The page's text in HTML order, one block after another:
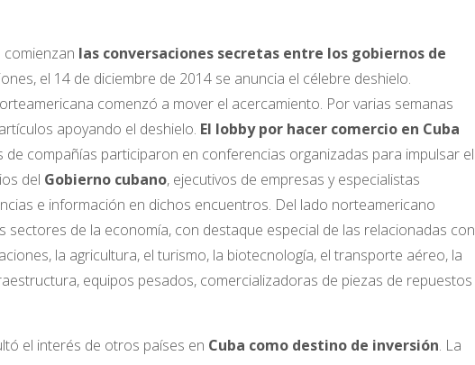
comienzan las conversaciones secretas entre los gobiernos de
el 14 de diciembre de 2014 se anuncia el célebre deshielo.
comenzó a mover el acercamiento. Por varias semanas
apoyando el deshielo. El lobby por hacer comercio en Cuba
de compañías participaron en conferencias organizadas para impulsar el
del Gobierno cubano, ejecutivos de empresas y especialistas
e información en dichos encuentros. Del lado norteamericano
sectores de la economía, con destaque especial de las relacionadas con
la agricultura, el turismo, la biotecnología, el transporte aéreo, la
equipos pesados, comercializadoras de piezas de repuestos
el interés de otros países en Cuba como destino de inversión. La